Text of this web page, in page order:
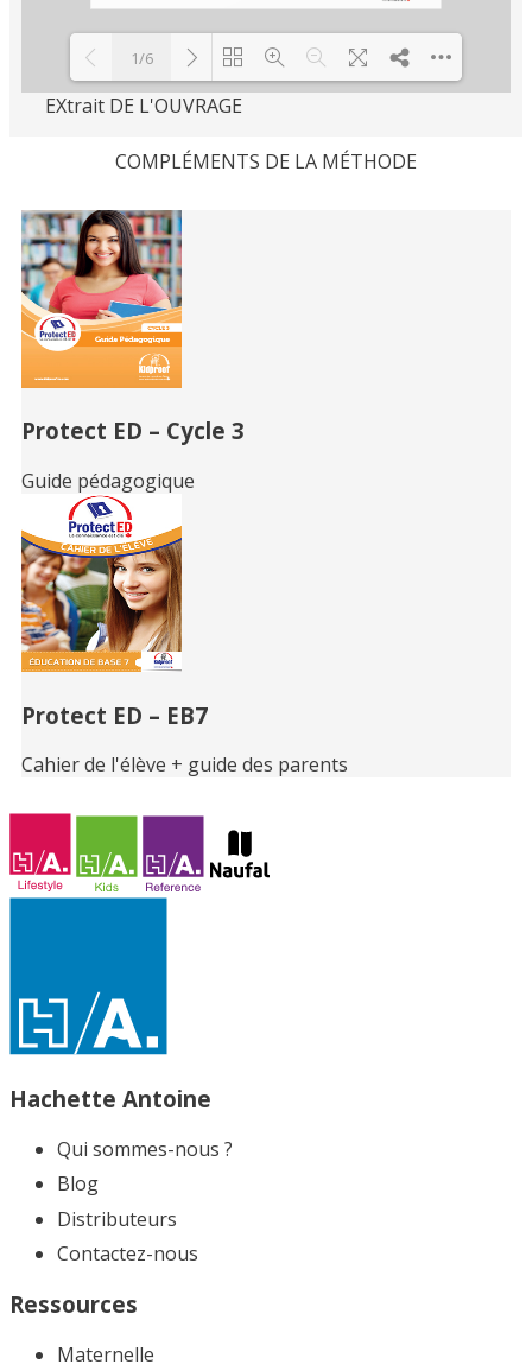
1/6
EXtrait DE L'OUVRAGE
COMPLÉMENTS DE LA MÉTHODE
Related
Books
Protect ED – Cycle 3
Guide pédagogique
Protect ED – EB7
Cahier de l'élève + guide des parents
Hachette Antoine
Qui sommes-nous ?
Blog
Distributeurs
Contactez-nous
Ressources
Maternelle